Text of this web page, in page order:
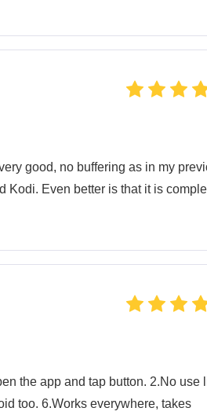
good, no buffering as in my
Kodi. Even better is that it is
the app and tap button. 2.No use
too. 6.Works everywhere, takes